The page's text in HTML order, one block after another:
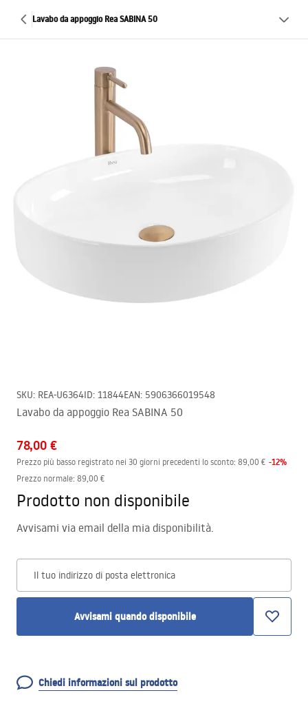
Lavabo da appoggio Rea SABINA 50
SKU: REA-U6364ID: 11844EAN: 5906366019548
Lavabo da appoggio Rea SABINA 50
78,00 €
Prezzo più basso registrato nei 30 giorni precedenti lo sconto: 89,00 € -12%
Prezzo normale: 89,00 €
Prodotto non disponibile
Avvisami via email della mia disponibilità.
Il tuo indirizzo di posta elettronica
Avvisami quando disponibile
Chiedi informazioni sul prodotto